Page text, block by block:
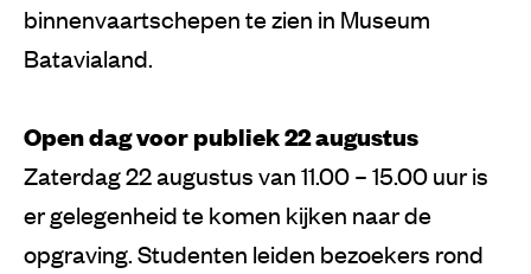
binnenvaartschepen te zien in Museum
Batavialand.
Open dag voor publiek 22 augustus
Zaterdag 22 augustus van 11.00 – 15.00 uur is
er gelegenheid te komen kijken naar de
opgraving. Studenten leiden bezoekers rond